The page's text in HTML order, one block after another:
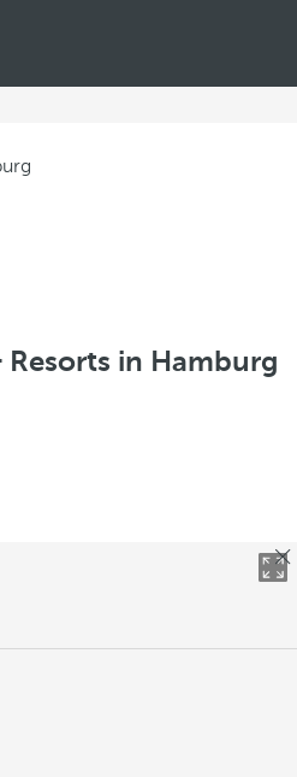
Resorts in Hamburg